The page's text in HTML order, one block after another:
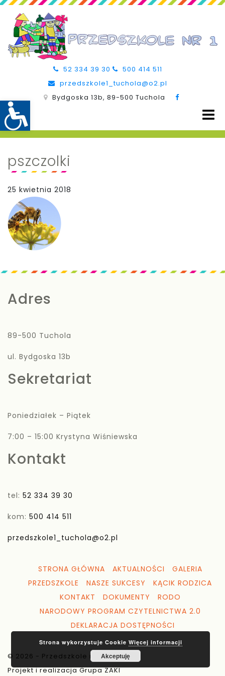
52 334 39 30
500 414 511
przedszkole1_tuchola@o2.pl
Bydgoska 13b, 89-500 Tuchola
pszczolki
25 kwietnia 2018
Adres
89-500 Tuchola
ul. Bydgoska 13b
Sekretariat
Poniedziałek – Piątek
7:00 – 15:00 Krystyna Wiśniewska
Kontakt
tel: 52 334 39 30
kom: 500 414 511
przedszkole1_tuchola@o2.pl
STRONA GŁÓWNA AKTUALNOŚCI
GALERIA
PRZEDSZKOLE
NASZE SUKCESY
KĄCIK RODZICA
KONTAKT
DOKUMENTY
RODO
NARODOWY PROGRAM CZYTELNICTWA 2.0
DEKLARACJA DOSTĘPNOŚCI
© 2026 - Przedszkole nr 1 Tuchola
Projekt i realizacja Grupa ZAKI
Strona wykorzystuje Cookie Więcej informacji
Akceptuję